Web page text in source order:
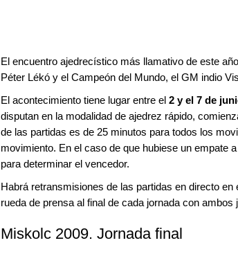
El encuentro ajedrecístico más llamativo de este
Péter Lékó y el Campeón del Mundo, el GM indio
El acontecimiento tiene lugar entre el 2 y el 7 de
disputan en la modalidad de ajedrez rápido,
de las partidas es de 25 minutos para todos los
movimiento. En el caso de que hubiese un empate
para determinar el vencedor.
Habrá retransmisiones de las partidas en directo en
rueda de prensa al final de cada jornada con
Miskolc 2009. Jornada final